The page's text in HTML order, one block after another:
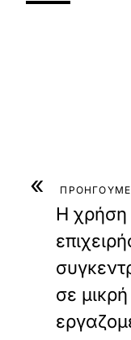
«
Η χρήση
σε